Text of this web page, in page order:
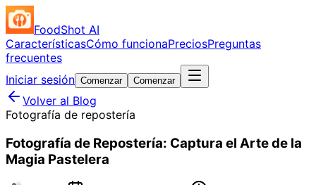
FoodShot AI
CaracterísticasCómo funcionaPreciosPreguntas
frecuentes
Iniciar sesión Comenzar Comenzar
Volver al Blog
Fotografía de repostería
Fotografía de Repostería: Captura el Arte de la
Magia Pastelera